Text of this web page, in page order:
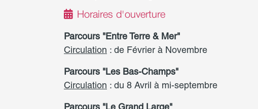
Horaires d'ouverture
Parcours "Entre Terre & Mer"
Circulation : de Février à Novembre
Parcours "Les Bas-Champs"
Circulation : du 8 Avril à mi-septembre
Parcours "Le Grand Large"